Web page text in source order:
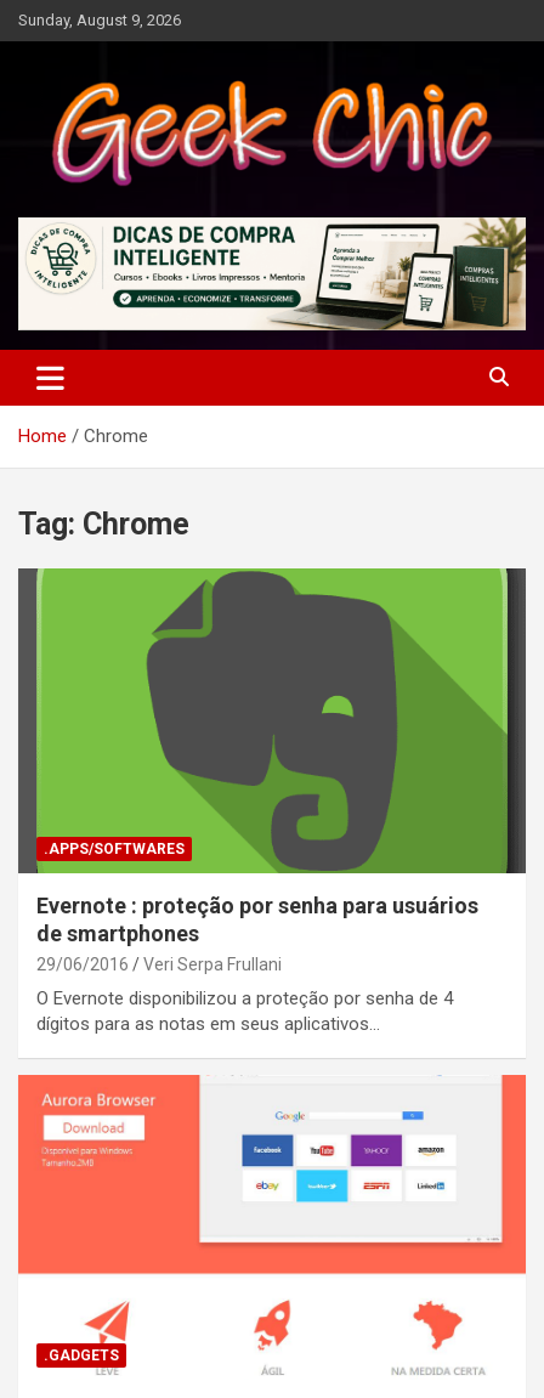
Skip
to
Sunday, August 9, 2026
Geek Chic
Home Chrome
Tag: Chrome
.APPS/SOFTWARES
Evernote : proteção por senha para usuários
de smartphones
29/06/2016 Veri Serpa Frullani
O Evernote disponibilizou a proteção por senha de 4
dígitos para as notas em seus aplicativos…
.GADGETS